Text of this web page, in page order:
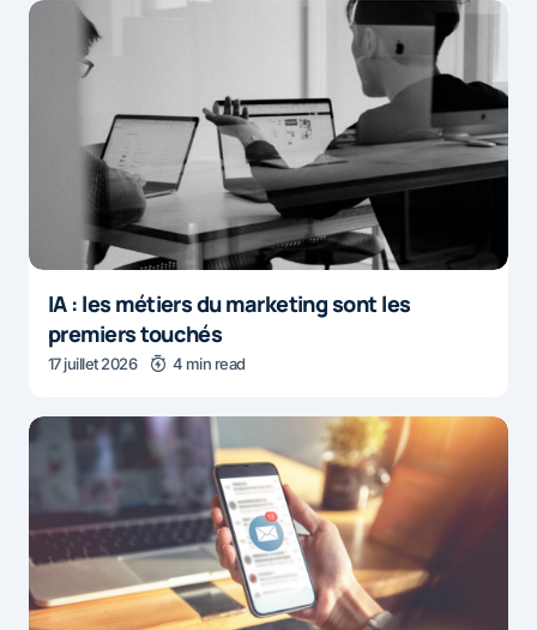
IA : les métiers du marketing sont les
premiers touchés
17 juillet 2026 4 min read